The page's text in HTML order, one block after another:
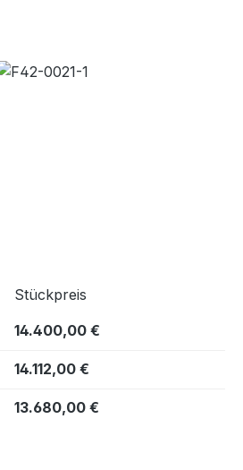
Stückpreis
14.400,00 €
14.112,00 €
13.680,00 €